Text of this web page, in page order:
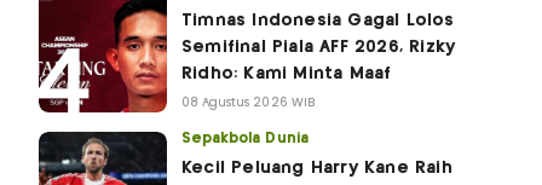
Timnas Indonesia Gagal Lolos
Semifinal Piala AFF 2026, Rizky
Ridho: Kami Minta Maaf
08 Agustus 2026 WIB
Sepakbola Dunia
Kecil Peluang Harry Kane Raih